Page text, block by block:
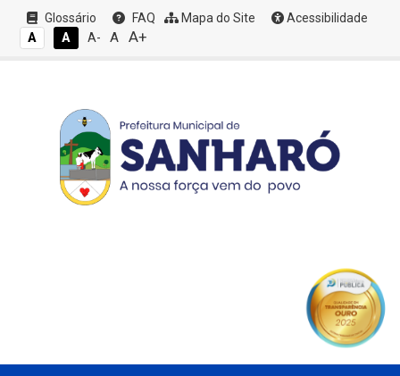
Glossário FAQ Mapa do Site
Acessibilidade
A
A A- A A+